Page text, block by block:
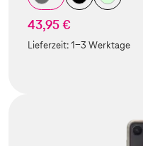
43,95 €
Lieferzeit:1-3 Werktage